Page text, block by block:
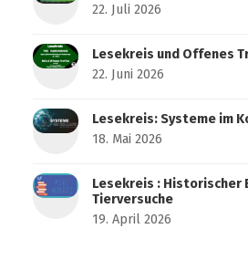
22. Juli 2026
Lesekreis und Offenes
22. Juni 2026
Lesekreis: Systeme im
18. Mai 2026
Lesekreis : Historischer
Tierversuche
19. April 2026